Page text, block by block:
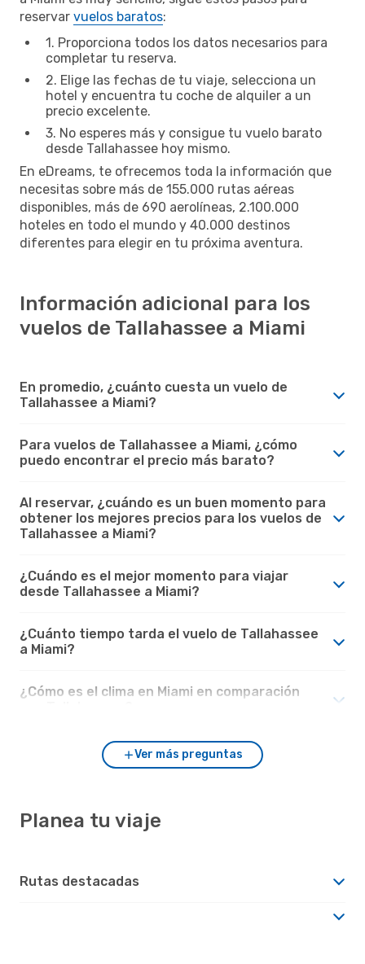
reservar vuelos baratos:
1. Proporciona todos los datos necesarios para
completar tu reserva.
2. Elige las fechas de tu viaje, selecciona un
hotel y encuentra tu coche de alquiler a un
precio excelente.
3. No esperes más y consigue tu vuelo barato
desde Tallahassee hoy mismo.
En eDreams, te ofrecemos toda la información que
necesitas sobre más de 155.000 rutas aéreas
disponibles, más de 690 aerolíneas, 2.100.000
hoteles en todo el mundo y 40.000 destinos
diferentes para elegir en tu próxima aventura.
Información adicional para los
vuelos de Tallahassee a Miami
En promedio, ¿cuánto cuesta un vuelo de
Tallahassee a Miami?
Para vuelos de Tallahassee a Miami, ¿cómo
puedo encontrar el precio más barato?
Al reservar, ¿cuándo es un buen momento para
obtener los mejores precios para los vuelos de
Tallahassee a Miami?
¿Cuándo es el mejor momento para viajar
desde Tallahassee a Miami?
¿Cuánto tiempo tarda el vuelo de Tallahassee
a Miami?
¿Cómo es el clima en Miami en comparación
Ver más preguntas
Planea tu viaje
Rutas destacadas